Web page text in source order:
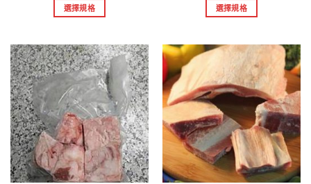
選擇規格 選擇規格